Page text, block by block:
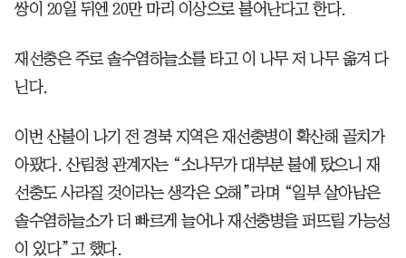
쌍이 20일 뒤엔 20만 마리 이상으로 불어난다고 한다.
재선충은 주로 솔수염하늘소를 타고 이 나무 저 나무 옮겨 다
닌다.
이번 산불이 나기 전 경북 지역은 재선충병이 확산해 골치가
아팠다. 산림청 관계자는 “소나무가 대부분 불에 탔으니 재
선충도 사라질 것이라는 생각은 오해”라며 “일부 살아남은
솔수염하늘소가 더 빠르게 늘어나 재선충병을 퍼뜨릴 가능성
이 있다”고 했다.